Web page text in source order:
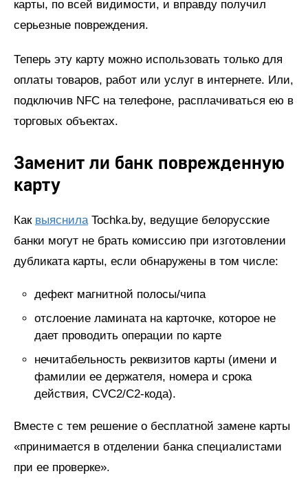
карты, по всей видимости, и вправду получил
серьезные повреждения.
Теперь эту карту можно использовать только для
оплаты товаров, работ или услуг в интернете. Или,
подключив NFC на телефоне, расплачиваться ею в
торговых объектах.
Заменит ли банк поврежденную
карту
Как выяснила Tochka.by, ведущие белорусские
банки могут не брать комиссию при изготовлении
дубликата карты, если обнаружены в том числе:
дефект магнитной полосы/чипа
отслоение ламината на карточке, которое не
дает проводить операции по карте
нечитабельность реквизитов карты (имени и
фамилии ее держателя, номера и срока
действия, CVC2/C2-кода).
Вместе с тем решение о бесплатной замене карты
«принимается в отделении банка специалистами
при ее проверке».